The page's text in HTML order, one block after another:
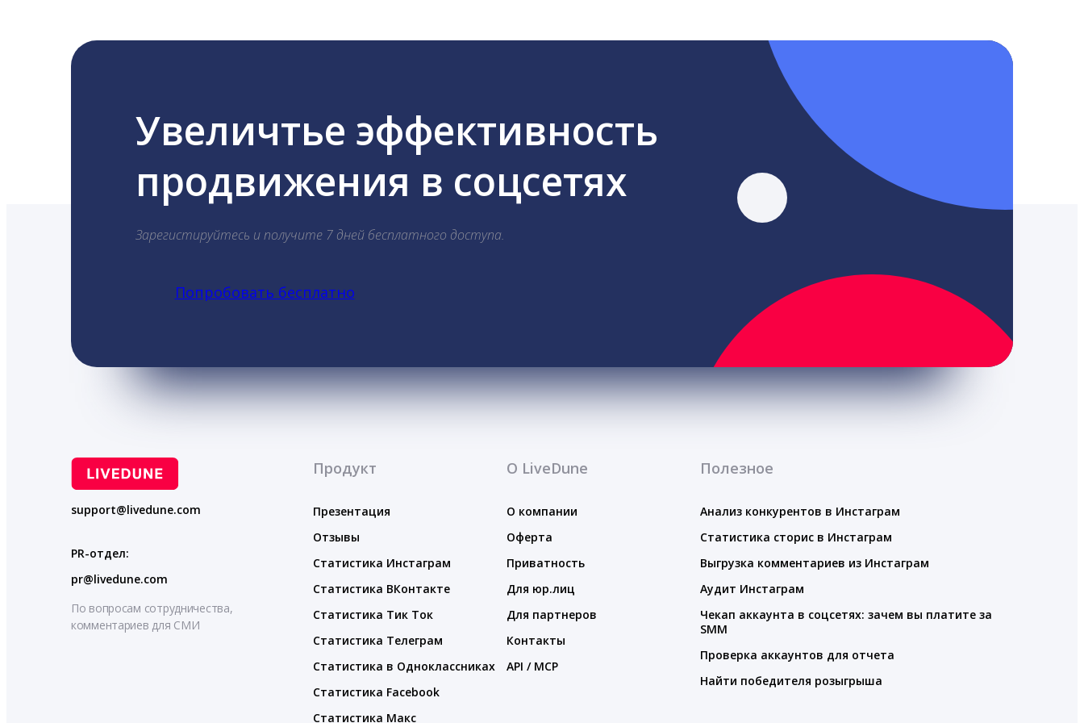
Увеличтье эффективность
продвижения в соцсетях
Зарегистируйтесь и получите 7 дней бесплатного доступа.
Попробовать бесплатно
support@livedune.com
PR-отдел:
pr@livedune.com
По вопросам сотрудничества,
комментариев для СМИ
Продукт
Презентация
Отзывы
Статистика Инстаграм
Статистика ВКонтакте
Статистика Тик Ток
Статистика Телеграм
Статистика в Одноклассниках
Статистика Facebook
Статистика Макс
О LiveDune
О компании
Оферта
Приватность
Для юр.лиц
Для партнеров
Контакты
API / MCP
Полезное
Анализ конкурентов в Инстаграм
Статистика сторис в Инстаграм
Выгрузка комментариев из Инстаграм
Аудит Инстаграм
Чекап аккаунта в соцсетях: зачем вы платите за
SMM
Проверка аккаунтов для отчета
Найти победителя розыгрыша